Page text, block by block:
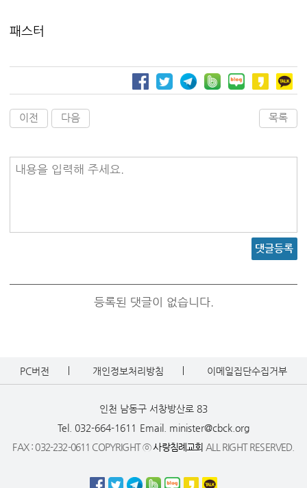
패스터
이전 다음 목록
내용을 입력해 주세요.
댓글등록
등록된 댓글이 없습니다.
PC버전 개인정보처리방침 이메일집단수집거부
인천 남동구 서창방산로 83
Tel. 032-664-1611 Email. minister@cbck.org
FAX : 032-232-0611 COPYRIGHT ⓒ사랑침례교회 ALL RIGHT RESERVED.